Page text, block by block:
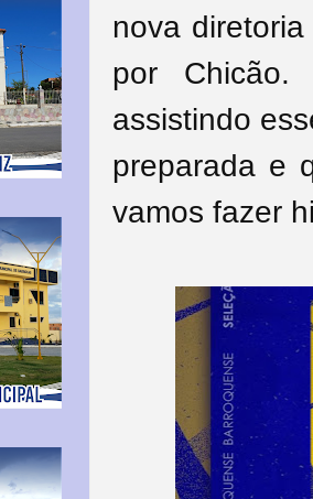
nova
por Chicão.
assistindo
preparada e
vamos fazer